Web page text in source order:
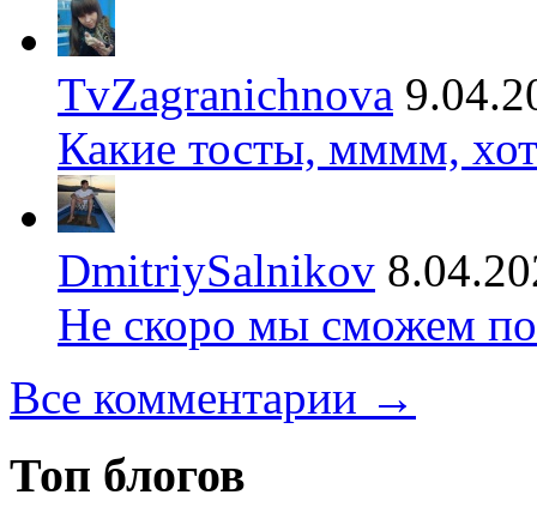
TvZagranichnova
Какие тосты, мммм,
DmitriySalnikov
Не скоро мы сможем
Все комментарии →
Топ блогов